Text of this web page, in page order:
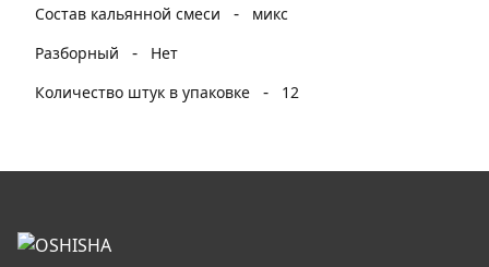
Состав кальянной смеси
-
микс
Разборный
-
Нет
Количество штук в упаковке
- 12